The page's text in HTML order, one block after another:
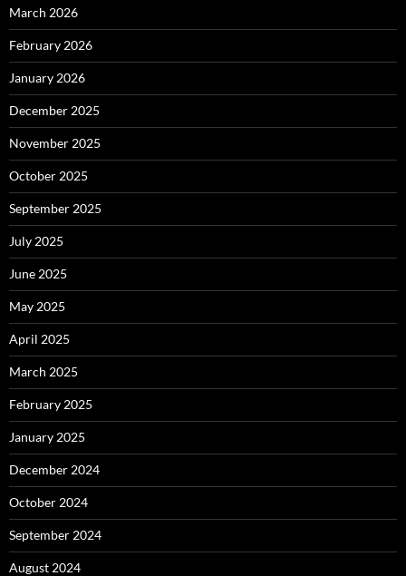
March 2026
February 2026
January 2026
December 2025
November 2025
October 2025
September 2025
July 2025
June 2025
May 2025
April 2025
March 2025
February 2025
January 2025
December 2024
October 2024
September 2024
August 2024